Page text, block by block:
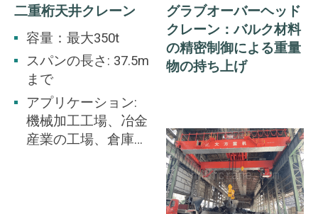
二重桁天井クレーン
容量：最大350t
スパンの長さ: 37.5m
まで
アプリケーション:
機械加工工場、冶金
産業の工場、倉庫、
グラブオーバーヘッド
クレーン：バルク材料
の精密制御による重量
物の持ち上げ